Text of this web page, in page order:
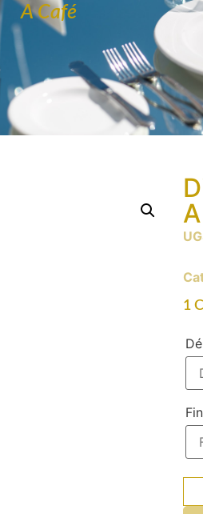
A Café
1
Fin